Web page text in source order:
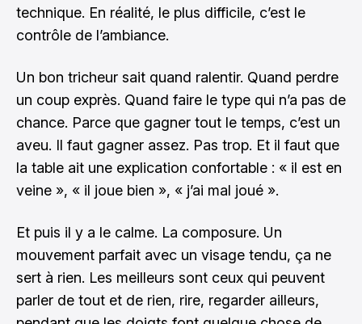
technique. En réalité, le plus difficile, c’est le
contrôle de l’ambiance.
Un bon tricheur sait quand ralentir. Quand perdre
un coup exprès. Quand faire le type qui n’a pas de
chance. Parce que gagner tout le temps, c’est un
aveu. Il faut gagner assez. Pas trop. Et il faut que
la table ait une explication confortable : « il est en
veine », « il joue bien », « j’ai mal joué ».
Et puis il y a le calme. La composure. Un
mouvement parfait avec un visage tendu, ça ne
sert à rien. Les meilleurs sont ceux qui peuvent
parler de tout et de rien, rire, regarder ailleurs,